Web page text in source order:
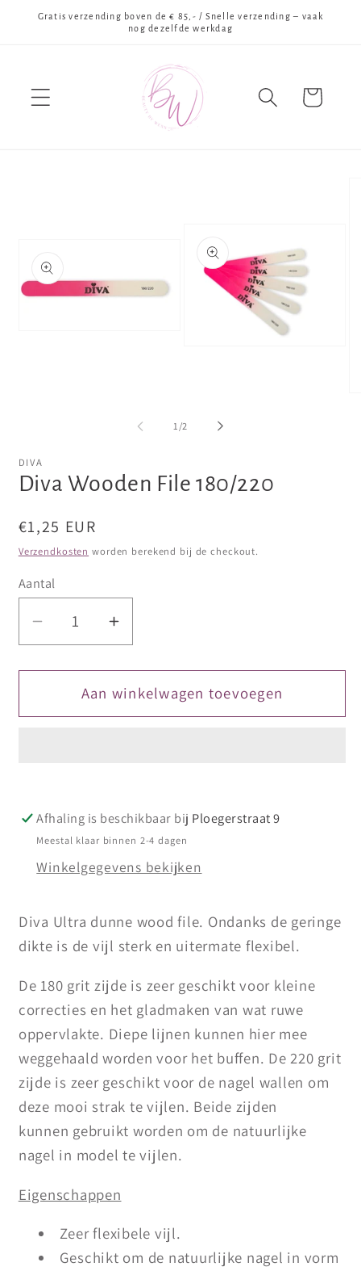
naar de
Gratis verzending boven de € 85,- / Snelle verzending – vaak
nog dezelfde werkdag
Winkelwagen
1/van
2
DIVA
Diva Wooden File 180/220
Normale
prijs
€1,25 EUR
Verzendkosten worden berekend bij de checkout.
Aantal
Aantal
verlagen
voor
Wooden
Aantal
verhogen
voor
Diva
Wooden
Aan winkelwagen toevoegen
Afhaling is beschikbaar bij Ploegerstraat 9
Meestal klaar binnen 2-4 dagen
Winkelgegevens bekijken
Diva Ultra dunne wood file. Ondanks de geringe
dikte is de vijl sterk en uitermate flexibel.
De 180 grit zijde is zeer geschikt voor kleine
correcties en het gladmaken van wat ruwe
oppervlakte. Diepe lijnen kunnen hier mee
weggehaald worden voor het buffen. De 220 grit
zijde is zeer geschikt voor de nagel wallen om
deze mooi strak te vijlen. Beide zijden
kunnen gebruikt worden om de natuurlijke
nagel in model te vijlen.
Eigenschappen
Zeer flexibele vijl.
Geschikt om de natuurlijke nagel in vorm